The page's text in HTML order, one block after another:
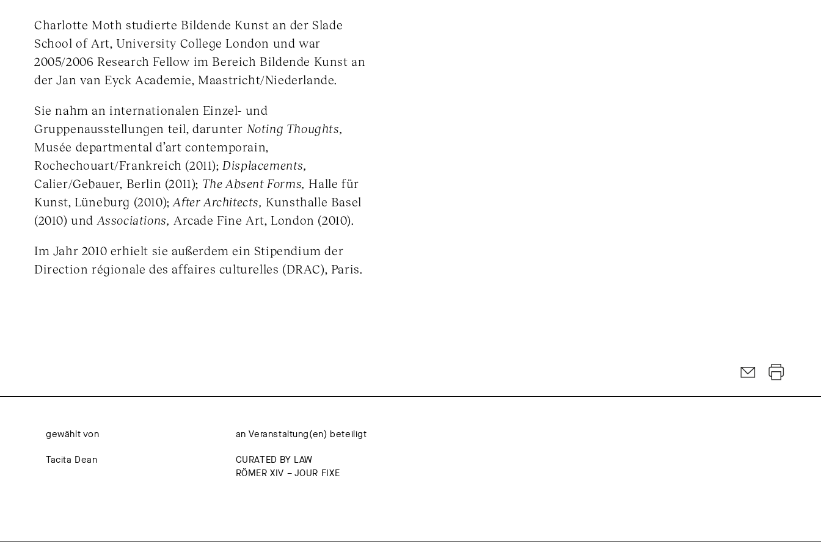
Charlotte Moth studierte Bildende Kunst an der Slade
School of Art, University College London und war
2005/2006 Research Fellow im Bereich Bildende Kunst an
der Jan van Eyck Academie, Maastricht/Niederlande.
Sie nahm an internationalen Einzel- und
Gruppenausstellungen teil, darunter Noting Thoughts,
Musée departmental d’art contemporain,
Rochechouart/Frankreich (2011); Displacements,
Calier/Gebauer, Berlin (2011); The Absent Forms, Halle für
Kunst, Lüneburg (2010); After Architects, Kunsthalle Basel
(2010) und Associations, Arcade Fine Art, London (2010).
Im Jahr 2010 erhielt sie außerdem ein Stipendium der
Direction régionale des affaires culturelles (DRAC), Paris.
gewählt von
Tacita Dean
an Veranstaltung(en) beteiligt
CURATED BY LAW
RÖMER XIV – JOUR FIXE